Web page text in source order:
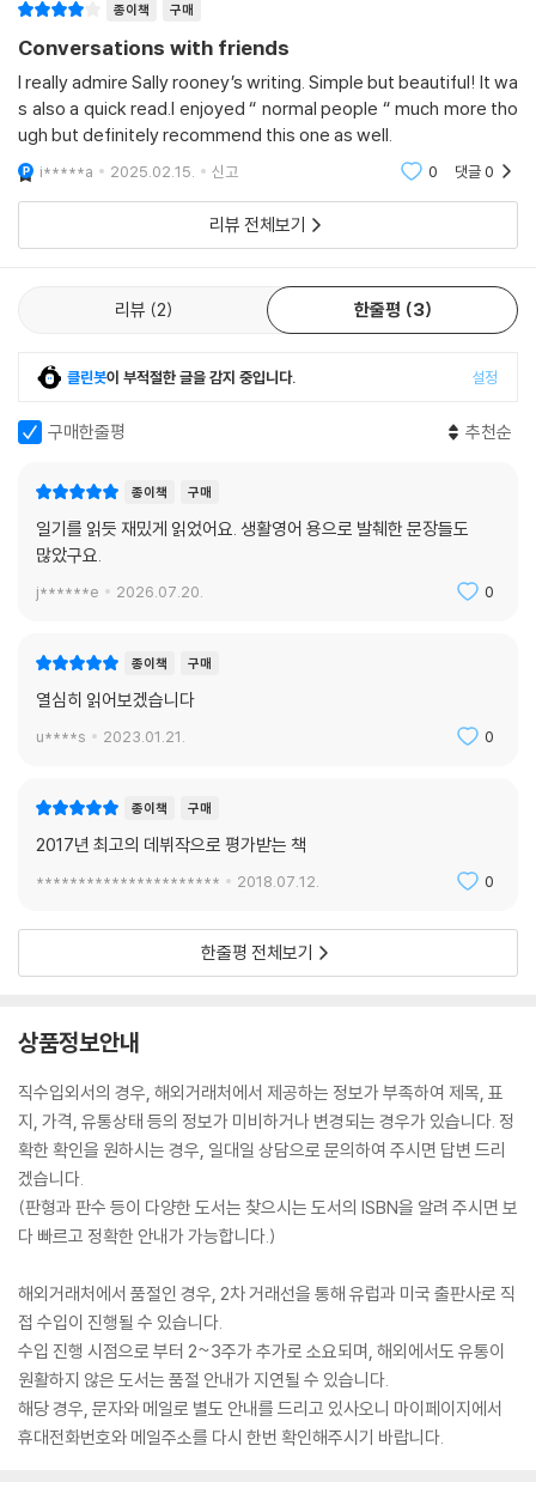
종이책 구매
Conversations with friends
I really admire Sally rooney’s writing. Simple but beautiful! It wa
s also a quick read.I enjoyed “ normal people “ much more tho
ugh but definitely recommend this one as well.
i*****a 2025.02.15. 신고 0 댓글0
리뷰 전체보기
리뷰 2 한줄평 3
클린봇이 부적절한 글을 감지 중입니다. 설정
구매한줄평 추천순
종이책 구매
일기를 읽듯 재밌게 읽었어요. 생활영어 용으로 발췌한 문장들도
많았구요.
j******e 2026.07.20. 0
종이책 구매
열심히 읽어보겠습니다
u****s 2023.01.21. 0
종이책 구매
2017년 최고의 데뷔작으로 평가받는 책
********************** 2018.07.12. 0
한줄평 전체보기
상품정보안내
직수입외서의 경우, 해외거래처에서 제공하는 정보가 부족하여 제목, 표
지, 가격, 유통상태 등의 정보가 미비하거나 변경되는 경우가 있습니다. 정
확한 확인을 원하시는 경우, 일대일 상담으로 문의하여 주시면 답변 드리
겠습니다.
(판형과 판수 등이 다양한 도서는 찾으시는 도서의 ISBN을 알려 주시면 보
다 빠르고 정확한 안내가 가능합니다.)
해외거래처에서 품절인 경우, 2차 거래선을 통해 유럽과 미국 출판사로 직
접 수입이 진행될 수 있습니다.
수입 진행 시점으로 부터 2~3주가 추가로 소요되며, 해외에서도 유통이
원활하지 않은 도서는 품절 안내가 지연될 수 있습니다.
해당 경우, 문자와 메일로 별도 안내를 드리고 있사오니 마이페이지에서
휴대전화번호와 메일주소를 다시 한번 확인해주시기 바랍니다.